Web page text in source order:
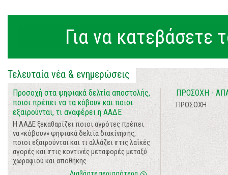
Για να κατεβάσετε
Τελευταία νέα & ενημερώσεις
Προσοχή στα ψηφιακά δελτία αποστολής,
ποιοι πρέπει να τα κόβουν και ποιοι
εξαιρούνται, τι αναφέρει η ΑΑΔΕ
Η ΑΑΔΕ ξεκαθαρίζει ποιοι αγρότες πρέπει
να «κόβουν» ψηφιακά δελτία διακίνησης,
ποιοι εξαιρούνται και τι αλλάζει στις λαϊκές
αγορές και στις κοντινές μεταφορές μεταξύ
χωραφιού και αποθήκης.
ΠΡΟΣΟΧΗ -
ΠΡΟΣΟΧΗ